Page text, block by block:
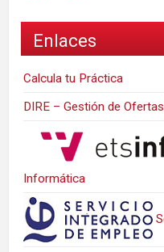
Enlaces
Calcula tu Práctica
DIRE – Gestión de
Informática